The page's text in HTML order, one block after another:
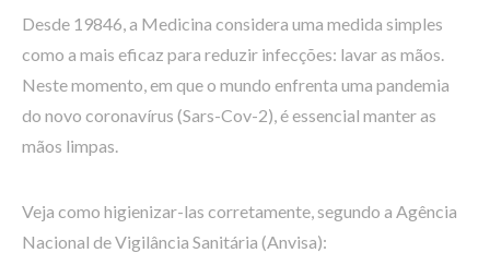
Desde 19846, a Medicina considera uma medida simples
como a mais eficaz para reduzir infecções: lavar as mãos.
Neste momento, em que o mundo enfrenta uma pandemia
do novo coronavírus (Sars-Cov-2), é essencial manter as
mãos limpas.
Veja como higienizar-las corretamente, segundo a Agência
Nacional de Vigilância Sanitária (Anvisa):